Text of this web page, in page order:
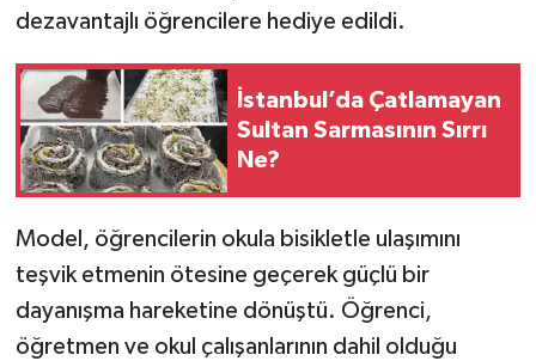
dezavantajlı öğrencilere hediye edildi.
İstanbul’da Çatlamayan
Sultan Sarmasının Sırrı
Ne?
Model, öğrencilerin okula bisikletle ulaşımını
teşvik etmenin ötesine geçerek güçlü bir
dayanışma hareketine dönüştü. Öğrenci,
öğretmen ve okul çalışanlarının dahil olduğu